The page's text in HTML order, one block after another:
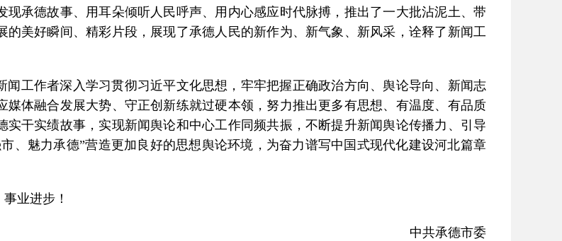
承德故事、用耳朵倾听人民呼声、用内心感应时代脉搏，推出了一大批沾泥土、带
美好瞬间、精彩片段，展现了承德人民的新作为、新气象、新风采，诠释了新闻工
工作者深入学习贯彻习近平文化思想，牢牢把握正确政治方向、舆论导向、新闻志
体融合发展大势、守正创新练就过硬本领，努力推出更多有思想、有温度、有品质
干实绩故事，实现新闻舆论和中心工作同频共振，不断提升新闻舆论传播力、引导
、魅力承德”营造更加良好的思想舆论环境，为奋力谱写中国式现代化建设河北篇章
业进步！
中共承德市委